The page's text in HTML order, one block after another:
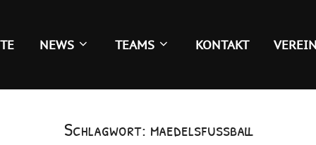
NEWS TEAMS KONTAKT VEREIN
Schlagwort: maedelsfussball